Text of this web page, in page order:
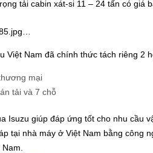
tải cabin xát-si 11 – 24 tấn có giá
Việt Nam đã chính thức tách riêng 2
mại
tải và 7 chỗ
Isuzu giúp đáp ứng tốt cho nhu cầu
tại nhà máy ở Việt Nam bằng công